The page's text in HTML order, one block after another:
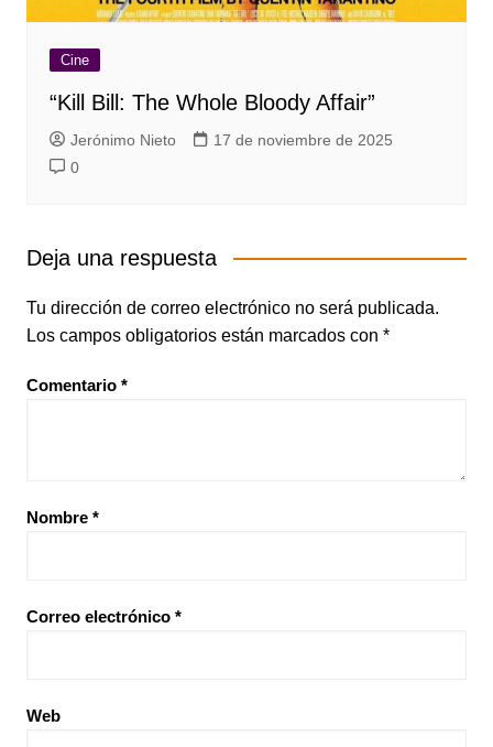
Cine
“Kill Bill: The Whole Bloody Affair”
Jerónimo Nieto
17 de noviembre de 2025
0
Deja una respuesta
Tu dirección de correo electrónico no será publicada.
Los campos obligatorios están marcados con *
Comentario *
Nombre *
Correo electrónico *
Web